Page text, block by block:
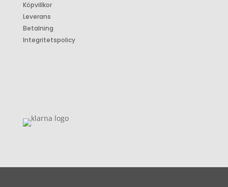
Köpvillkor
Leverans
Betalning
Integritetspolicy